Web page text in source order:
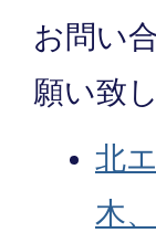
お問い
願い致
北
木